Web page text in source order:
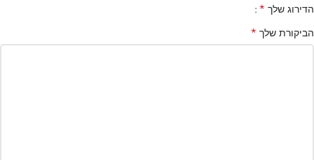
הדירוג שלך *
הביקורת שלך *